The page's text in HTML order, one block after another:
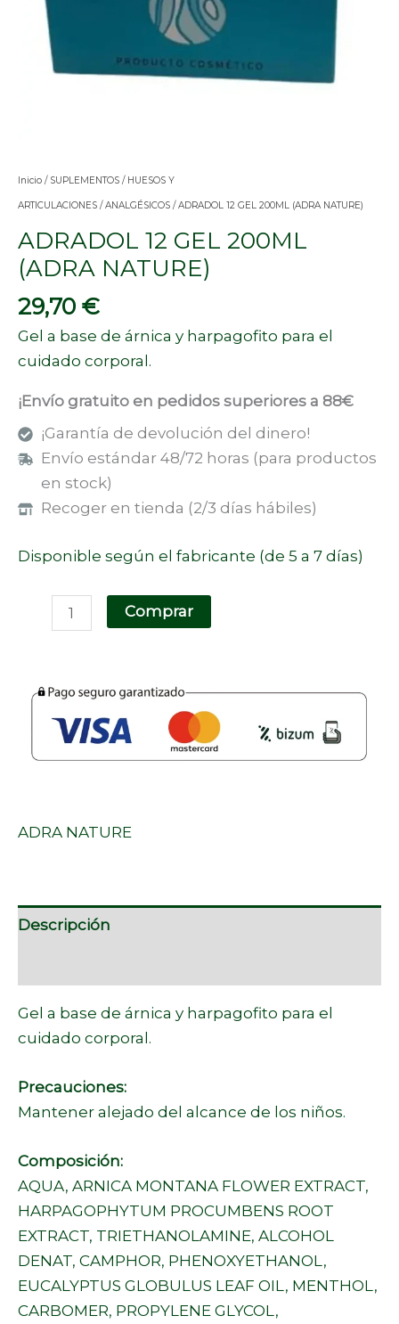
Inicio / SUPLEMENTOS / HUESOS Y
ARTICULACIONES /ANALGÉSICOS / ADRADOL 12 GEL 200ML (ADRA NATURE)
ADRADOL 12 GEL 200ML
(ADRA NATURE)
29,70 €
Gel a base de árnica y harpagofito para el
cuidado corporal.
¡Envío gratuito en pedidos superiores a 88€
¡Garantía de devolución del dinero!
Envío estándar 48/72 horas (para productos
en stock)
Recoger en tienda (2/3 días hábiles)
Disponible según el fabricante (de 5 a 7 días)
Comprar
ADRA NATURE
Descripción
Gel a base de árnica y harpagofito para el
cuidado corporal.
Precauciones:
Mantener alejado del alcance de los niños.
Composición:
AQUA, ARNICA MONTANA FLOWER EXTRACT,
HARPAGOPHYTUM PROCUMBENS ROOT
EXTRACT, TRIETHANOLAMINE, ALCOHOL
DENAT, CAMPHOR, PHENOXYETHANOL,
EUCALYPTUS GLOBULUS LEAF OIL, MENTHOL,
CARBOMER, PROPYLENE GLYCOL,